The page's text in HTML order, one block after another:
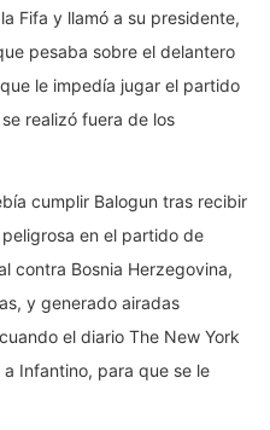
Fifa y llamó a su presidente,
pesaba sobre el delantero
le impedía jugar el partido
realizó fuera de los
cumplir Balogun tras recibir
en el partido de
contra Bosnia Herzegovina,
y generado airadas
el diario The New York
Infantino, para que se le